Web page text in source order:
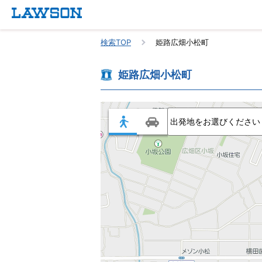
検索TOP 姫路広畑小松町
姫路広畑小松町